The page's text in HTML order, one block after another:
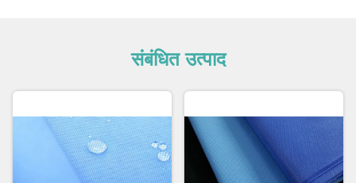
संबंधित उत्पाद